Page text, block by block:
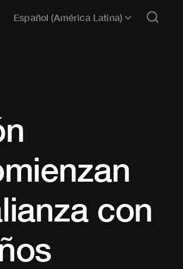
Español (América Latina)
con